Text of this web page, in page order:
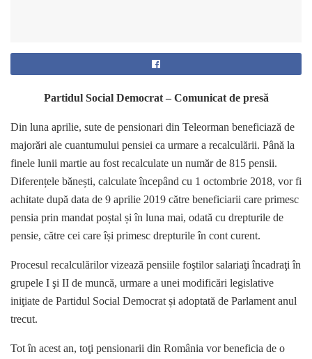
Partidul Social Democrat – Comunicat de presă
Din luna aprilie, sute de pensionari din Teleorman beneficiază de
majorări ale cuantumului pensiei ca urmare a recalculării. Până la
finele lunii martie au fost recalculate un număr de 815 pensii.
Diferențele bănești, calculate începând cu 1 octombrie 2018, vor fi
achitate după data de 9 aprilie 2019 către beneficiarii care primesc
pensia prin mandat poștal și în luna mai, odată cu drepturile de
pensie, către cei care își primesc drepturile în cont curent.
Procesul recalculărilor vizează pensiile foştilor salariaţi încadraţi în
grupele I şi II de muncă, urmare a unei modificări legislative
iniţiate de Partidul Social Democrat și adoptată de Parlament anul
trecut.
Tot în acest an, toţi pensionarii din România vor beneficia de o